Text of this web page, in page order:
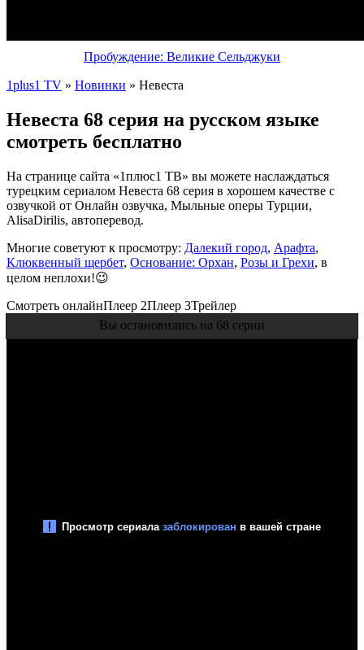
Пробуждение: Великие Сельджуки
1plus1 TV » Новинки » Невеста
Невеста 68 серия на русском языке
смотреть бесплатно
На странице сайта «1плюс1 ТВ» вы можете наслаждаться
турецким сериалом Невеста 68 серия в хорошем качестве с
озвучкой от Онлайн озвучка, Мыльные оперы Турции,
AlisaDirilis, автоперевод.
Многие советуют к просмотру: Далекий город, Арафта,
Клюквенный щербет, Основание: Орхан, Розы и Грехи, в
целом неплохи!😉
Смотреть онлайнПлеер 2Плеер 3Трейлер
Вы остановились на 68 серии